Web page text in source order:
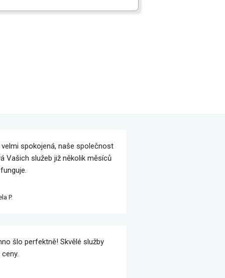
spokojená, naše společnost
Vašich služeb již několik měsíců
P.
šlo perfektně! Skvělé služby